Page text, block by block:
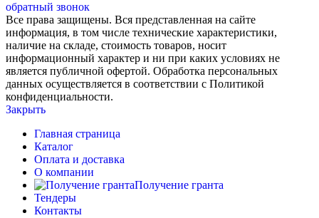
обратный звонок
Все права защищены. Вся представленная на сайте
информация, в том числе технические характеристики,
наличие на складе, стоимость товаров, носит
информационный характер и ни при каких условиях не
является публичной офертой. Обработка персональных
данных осуществляется в соответствии с Политикой
конфиденциальности.
Закрыть
Главная страница
Каталог
Оплата и доставка
О компании
Получение гранта
Тендеры
Контакты